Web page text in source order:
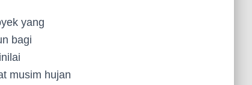
yang
bagi
musim hujan